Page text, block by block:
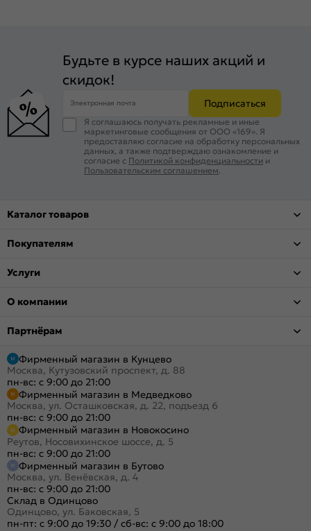
Будьте в курсе наших акций и
скидок!
Электронная почта Подписаться
Я соглашаюсь получать рекламные и иные
маркетинговые сообщения от ООО «169». Я
предоставляю согласие на обработку персональных
данных, а также подтверждаю ознакомление и
согласие с Политикой конфиденциальности и
Пользовательским соглашением.
Каталог товаров
Покупателям
Услуги
О компании
Партнёрам
Фирменный магазин в Кунцево
Москва, Кутузовский проспект, д. 88
пн-вс: с 9:00 до 21:00
Фирменный магазин в Медведково
Москва, ул. Осташковская, д. 22, подъезд 6
пн-вс: с 9:00 до 21:00
Фирменный магазин в Новокосино
Реутов, Носовихинское шоссе, д. 5
пн-вс: с 9:00 до 21:00
Фирменный магазин в Бутово
Москва, ул. Венёвская, д. 4
пн-вс: с 9:00 до 21:00
Склад в Одинцово
Одинцово, ул. Баковская, 5
пн-пт: с 9:00 до 19:30 / сб-вс: с 9:00 до 18:00